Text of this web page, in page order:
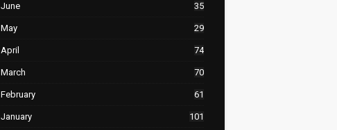
June 35
May 29
April 74
March 70
February 61
January 101